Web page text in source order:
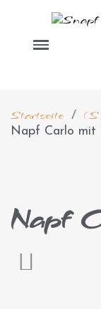
Startseite
Napf Carlo mit